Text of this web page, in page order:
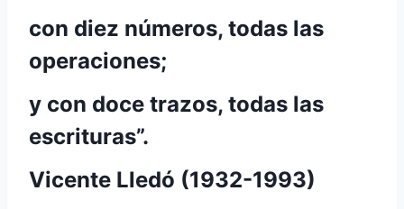
con diez números, todas las
operaciones;
y con doce trazos, todas las
escrituras”.
Vicente Lledó (1932-1993)